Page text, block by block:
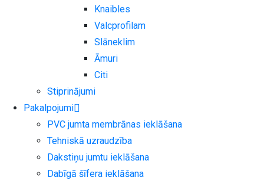
Knaibles
Valcprofilam
Slāneklim
Āmuri
Citi
Stiprinājumi
Pakalpojumi
PVC jumta membrānas ieklāšana
Tehniskā uzraudzība
Dakstiņu jumtu ieklāšana
Dabīgā šīfera ieklāšana